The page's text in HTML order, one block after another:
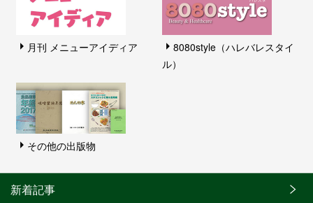
月刊 メニューアイディア
8080style（ハレバレスタイ
ル）
その他の出版物
新着記事